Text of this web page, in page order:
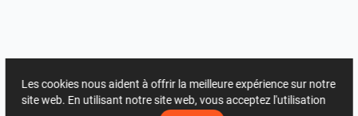
Les cookies nous aident à offrir la meilleure expérience sur notre
site web. En utilisant notre site web, vous acceptez l'utilisation